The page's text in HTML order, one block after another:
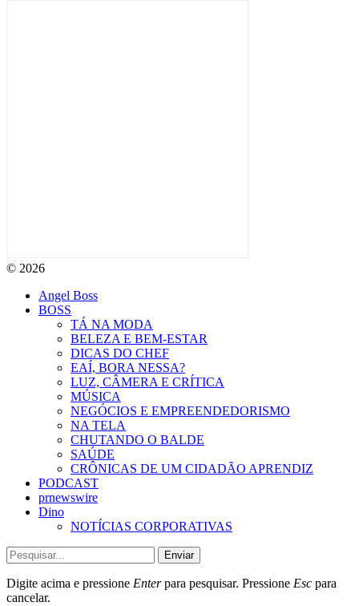
© 2026
Angel Boss
BOSS
TÁ NA MODA
BELEZA E BEM-ESTAR
DICAS DO CHEF
EAÍ, BORA NESSA?
LUZ, CÂMERA E CRÍTICA
MÚSICA
NEGÓCIOS E EMPREENDEDORISMO
NA TELA
CHUTANDO O BALDE
SAÚDE
CRÔNICAS DE UM CIDADÃO APRENDIZ
PODCAST
prnewswire
Dino
NOTÍCIAS CORPORATIVAS
Enviar
Digite acima e pressione Enterpara pesquisar. Pressione Esc para
cancelar.